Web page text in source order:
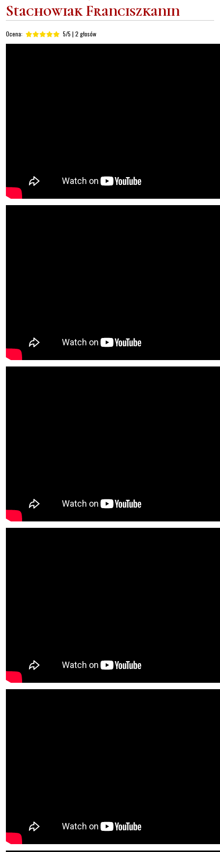
Stachowiak Franciszkanin
Ocena: 5/5 | 2 głosów